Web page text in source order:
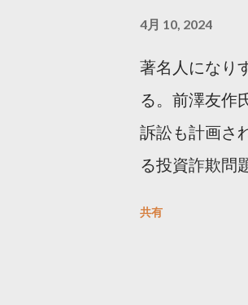
4月 10, 2024
著名人になり
る。前澤友作
訴訟も計画さ
る投資詐欺問
欺広告をめ
共有